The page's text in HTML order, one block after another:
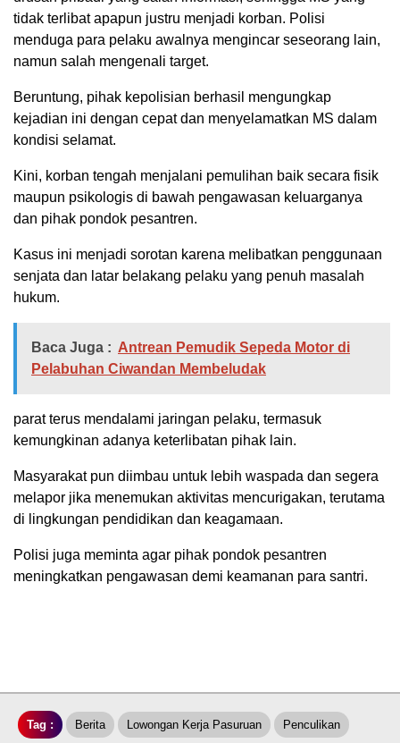
tidak terlibat apapun justru menjadi korban. Polisi
menduga para pelaku awalnya mengincar seseorang lain,
namun salah mengenali target.
Beruntung, pihak kepolisian berhasil mengungkap
kejadian ini dengan cepat dan menyelamatkan MS dalam
kondisi selamat.
Kini, korban tengah menjalani pemulihan baik secara fisik
maupun psikologis di bawah pengawasan keluarganya
dan pihak pondok pesantren.
Kasus ini menjadi sorotan karena melibatkan penggunaan
senjata dan latar belakang pelaku yang penuh masalah
hukum.
Baca Juga : Antrean Pemudik Sepeda Motor di
Pelabuhan Ciwandan Membeludak
parat terus mendalami jaringan pelaku, termasuk
kemungkinan adanya keterlibatan pihak lain.
Masyarakat pun diimbau untuk lebih waspada dan segera
melapor jika menemukan aktivitas mencurigakan, terutama
di lingkungan pendidikan dan keagamaan.
Polisi juga meminta agar pihak pondok pesantren
meningkatkan pengawasan demi keamanan para santri.
Tag : Berita Lowongan Kerja Pasuruan Penculikan